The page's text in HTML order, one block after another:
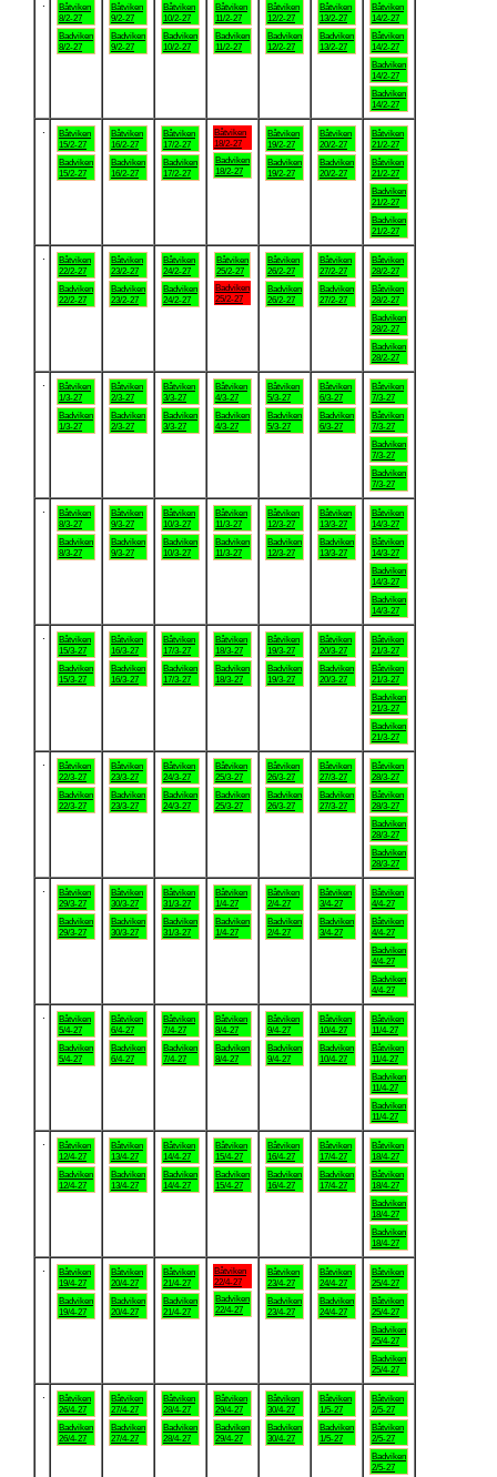
Båtviken
8/2-27
Badviken
8/2-27
Båtviken
9/2-27
Badviken
9/2-27
Båtviken
10/2-27
Badviken
10/2-27
Båtviken
11/2-27
Badviken
11/2-27
Båtviken
12/2-27
Badviken
12/2-27
Båtviken
13/2-27
Badviken
13/2-27
Båtviken
14/2-27
Båtviken
14/2-27
Badviken
14/2-27
Badviken
14/2-27
Båtviken
15/2-27
Badviken
15/2-27
Båtviken
16/2-27
Badviken
16/2-27
Båtviken
17/2-27
Badviken
17/2-27
Båtviken
18/2-27
Badviken
18/2-27
Båtviken
19/2-27
Badviken
19/2-27
Båtviken
20/2-27
Badviken
20/2-27
Båtviken
21/2-27
Båtviken
21/2-27
Badviken
21/2-27
Badviken
21/2-27
Båtviken
22/2-27
Badviken
22/2-27
Båtviken
23/2-27
Badviken
23/2-27
Båtviken
24/2-27
Badviken
24/2-27
Båtviken
25/2-27
Badviken
25/2-27
Båtviken
26/2-27
Badviken
26/2-27
Båtviken
27/2-27
Badviken
27/2-27
Båtviken
28/2-27
Båtviken
28/2-27
Badviken
28/2-27
Badviken
28/2-27
Båtviken
1/3-27
Badviken
1/3-27
Båtviken
2/3-27
Badviken
2/3-27
Båtviken
3/3-27
Badviken
3/3-27
Båtviken
4/3-27
Badviken
4/3-27
Båtviken
5/3-27
Badviken
5/3-27
Båtviken
6/3-27
Badviken
6/3-27
Båtviken
7/3-27
Båtviken
7/3-27
Badviken
7/3-27
Badviken
7/3-27
Båtviken
8/3-27
Badviken
8/3-27
Båtviken
9/3-27
Badviken
9/3-27
Båtviken
10/3-27
Badviken
10/3-27
Båtviken
11/3-27
Badviken
11/3-27
Båtviken
12/3-27
Badviken
12/3-27
Båtviken
13/3-27
Badviken
13/3-27
Båtviken
14/3-27
Båtviken
14/3-27
Badviken
14/3-27
Badviken
14/3-27
Båtviken
15/3-27
Badviken
15/3-27
Båtviken
16/3-27
Badviken
16/3-27
Båtviken
17/3-27
Badviken
17/3-27
Båtviken
18/3-27
Badviken
18/3-27
Båtviken
19/3-27
Badviken
19/3-27
Båtviken
20/3-27
Badviken
20/3-27
Båtviken
21/3-27
Båtviken
21/3-27
Badviken
21/3-27
Badviken
21/3-27
Båtviken
22/3-27
Badviken
22/3-27
Båtviken
23/3-27
Badviken
23/3-27
Båtviken
24/3-27
Badviken
24/3-27
Båtviken
25/3-27
Badviken
25/3-27
Båtviken
26/3-27
Badviken
26/3-27
Båtviken
27/3-27
Badviken
27/3-27
Båtviken
28/3-27
Båtviken
28/3-27
Badviken
28/3-27
Badviken
28/3-27
Båtviken
29/3-27
Badviken
29/3-27
Båtviken
30/3-27
Badviken
30/3-27
Båtviken
31/3-27
Badviken
31/3-27
Båtviken
1/4-27
Badviken
1/4-27
Båtviken
2/4-27
Badviken
2/4-27
Båtviken
3/4-27
Badviken
3/4-27
Båtviken
4/4-27
Båtviken
4/4-27
Badviken
4/4-27
Badviken
4/4-27
Båtviken
5/4-27
Badviken
5/4-27
Båtviken
6/4-27
Badviken
6/4-27
Båtviken
7/4-27
Badviken
7/4-27
Båtviken
8/4-27
Badviken
8/4-27
Båtviken
9/4-27
Badviken
9/4-27
Båtviken
10/4-27
Badviken
10/4-27
Båtviken
11/4-27
Båtviken
11/4-27
Badviken
11/4-27
Badviken
11/4-27
Båtviken
12/4-27
Badviken
12/4-27
Båtviken
13/4-27
Badviken
13/4-27
Båtviken
14/4-27
Badviken
14/4-27
Båtviken
15/4-27
Badviken
15/4-27
Båtviken
16/4-27
Badviken
16/4-27
Båtviken
17/4-27
Badviken
17/4-27
Båtviken
18/4-27
Båtviken
18/4-27
Badviken
18/4-27
Badviken
18/4-27
Båtviken
19/4-27
Badviken
19/4-27
Båtviken
20/4-27
Badviken
20/4-27
Båtviken
21/4-27
Badviken
21/4-27
Båtviken
22/4-27
Badviken
22/4-27
Båtviken
23/4-27
Badviken
23/4-27
Båtviken
24/4-27
Badviken
24/4-27
Båtviken
25/4-27
Båtviken
25/4-27
Badviken
25/4-27
Badviken
25/4-27
Båtviken
26/4-27
Badviken
26/4-27
Båtviken
27/4-27
Badviken
27/4-27
Båtviken
28/4-27
Badviken
28/4-27
Båtviken
29/4-27
Badviken
29/4-27
Båtviken
30/4-27
Badviken
30/4-27
Båtviken
1/5-27
Badviken
1/5-27
Båtviken
2/5-27
Båtviken
2/5-27
Badviken
2/5-27